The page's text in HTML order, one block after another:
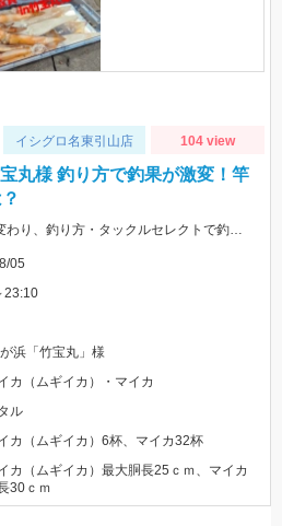
イシグロ名東引山店 104 view
丸様 釣り方で釣果が激変！竿
前半と後半でパターンが大きく変わり、釣り方・タックルセレクトで釣果に差が出た日でした。最近の傾向としてケイムラ系カラーは必須ですので必ず持って行ってください。
05
23:10
浜「竹宝丸」様
カ（ムギイカ）・マイカ
ル
カ（ムギイカ）6杯、マイカ32杯
カ（ムギイカ）最大胴長25ｃｍ、マイカ
30ｃｍ